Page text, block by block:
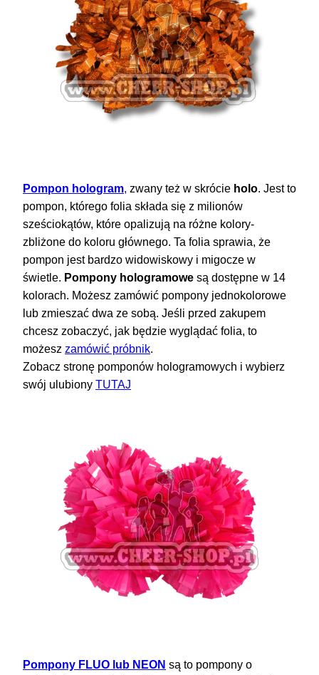
Pompon hologram, zwany też w skrócie holo. Jest to
pompon, którego folia składa się z milionów
sześciokątów, które opalizują na różne kolory-
zbliżone do koloru głównego. Ta folia sprawia, że
pompon jest bardzo widowiskowy i migocze w
świetle. Pompony hologramowe są dostępne w 14
kolorach. Możesz zamówić pompony jednokolorowe
lub zmieszać dwa ze sobą. Jeśli przed zakupem
chcesz zobaczyć, jak będzie wyglądać folia, to
możesz zamówić próbnik.
Zobacz stronę pomponów hologramowych i wybierz
swój ulubiony TUTAJ
Pompony FLUO lub NEON są to pompony o